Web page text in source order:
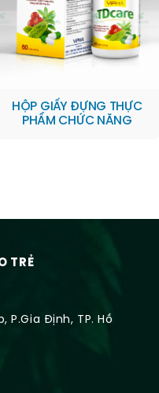
HỘP GIẤY ĐỰNG THỰC
PHẨM CHỨC NĂNG
TRẺ
P.Gia Định, TP. Hồ